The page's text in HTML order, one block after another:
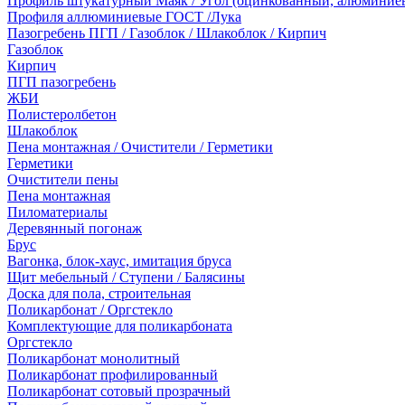
Профиля аллюминиевые ГОСТ /Лука
Пазогребень ПГП / Газоблок / Шлакоблок / Кирпич
Газоблок
Кирпич
ПГП пазогребень
ЖБИ
Полистеролбетон
Шлакоблок
Пена монтажная / Очистители / Герметики
Герметики
Очистители пены
Пена монтажная
Пиломатериалы
Деревянный погонаж
Брус
Вагонка, блок-хаус, имитация бруса
Щит мебельный / Ступени / Балясины
Доска для пола, строительная
Поликарбонат / Оргстекло
Комплектующие для поликарбоната
Оргстекло
Поликарбонат монолитный
Поликарбонат профилированный
Поликарбонат сотовый прозрачный